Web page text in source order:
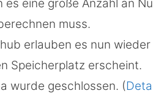
eine große Anzahl an
muss.
erlauben es nun
Speicherplatz erscheint.
wurde geschlossen. (